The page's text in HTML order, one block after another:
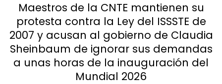
Maestros de la CNTE mantienen su
protesta contra la Ley del ISSSTE de
2007 y acusan al gobierno de Claudia
Sheinbaum de ignorar sus demandas
a unas horas de la inauguración del
Mundial 2026